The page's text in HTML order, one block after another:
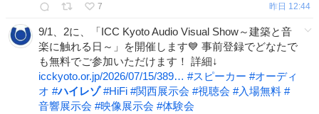
7
昨日 12:44
9/1、2に、「ICC Kyoto Audio Visual Show～建築と音
楽に触れる日～」を開催します💙 事前登録でどなたで
も無料でご参加いただけます！ 詳細↓
icckyoto.or.jp/2026/07/15/389… #スピーカー #オーディ
オ #ハイレゾ #HiFi #関西展示会 #視聴会 #入場無料 #
音響展示会 #映像展示会 #体験会